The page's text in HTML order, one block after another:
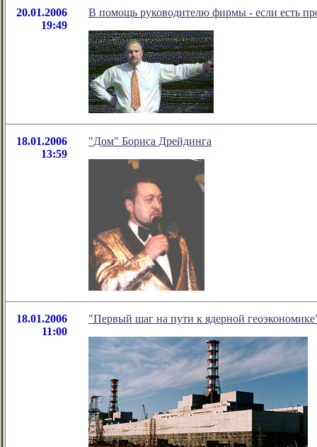
20.01.2006
19:49
В помощь руководителю фирмы - если есть
18.01.2006
13:59
"Дом" Бориса Дрейдинга
18.01.2006
11:00
"Первый шаг на пути к ядерной